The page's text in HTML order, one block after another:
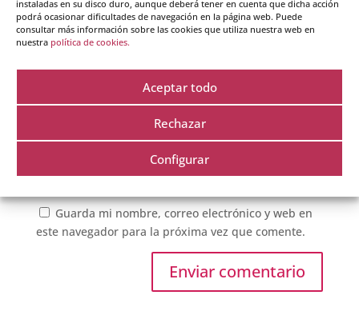
instaladas en su disco duro, aunque deberá tener en cuenta que dicha acción
podrá ocasionar dificultades de navegación en la página web. Puede
consultar más información sobre las cookies que utiliza nuestra web en
nuestra política de cookies.
Aceptar todo
Rechazar
Configurar
Guarda mi nombre, correo electrónico y web en
este navegador para la próxima vez que comente.